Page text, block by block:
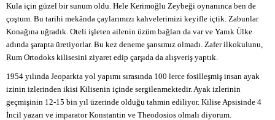
Kula için güzel bir sunum oldu. Hele Kerimoğlu Zeybeği oynanınca ben de
çoştum. Bu tarihi mekânda çaylarımızı kahvelerimizi keyifle içtik. Zabunlar
Konağına uğradık. Oteli işleten ailenin üzüm bağları da var ve Yanık Ülke
adında şarapta üretiyorlar. Bu kez deneme şansımız olmadı. Zafer ilkokulunu,
Rum Ortodoks kilisesini ziyaret edip çarşıda da alışveriş yaptık.
1954 yılında Jeoparkta yol yapımı sırasında 100 lerce fosilleşmiş insan ayak
izinin izlerinden ikisi Kilisenin içinde sergilenmektedir. Ayak izlerinin
geçmişinin 12-15 bin yıl üzerinde olduğu tahmin ediliyor. Kilise Apsisinde 4
İncil yazarı ve imparator Konstantin ve Theodosios olmalı diyorum.